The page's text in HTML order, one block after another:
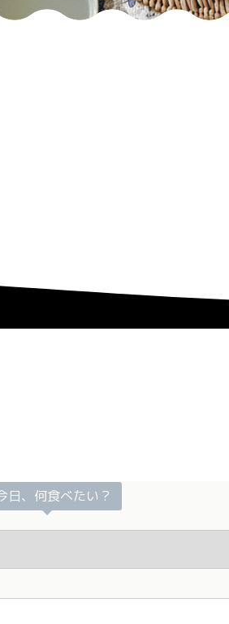
日、何食べたい？